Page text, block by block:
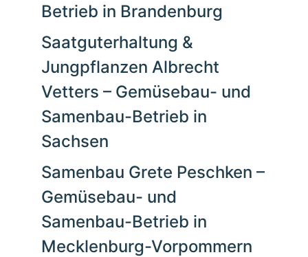
Betrieb in Brandenburg
Saatguterhaltung &
Jungpflanzen Albrecht
Vetters – Gemüsebau- und
Samenbau-Betrieb in
Sachsen
Samenbau Grete Peschken –
Gemüsebau- und
Samenbau-Betrieb in
Mecklenburg-Vorpommern